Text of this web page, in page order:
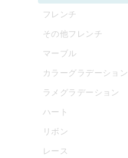
フレンチ
その他フレンチ
マーブル
カラーグラデーション
ラメグラデーション
ハート
リボン
レース